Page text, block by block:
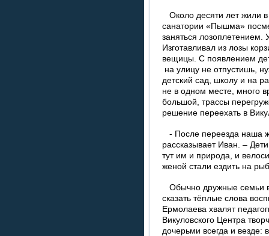
Около десяти лет жили
санатории «Пышма»
заняться лозоплетением.
Изготавливал из лозы
вещицы. С появлением
на улицу не отпустишь,
детский сад, школу и на
не в одном месте, много
большой, трассы
решение переехать в
- После переезда наша
рассказывает Иван. –
тут им и природа, и
женой стали ездить на
Обычно дружные семьи
сказать тёплые слова
Ермолаева хвалят
Викуловского Центра
дочерьми всегда и везде: